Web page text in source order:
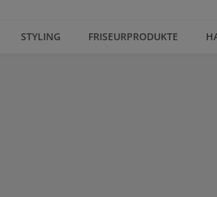
STYLING FRISEURPRODUKTE